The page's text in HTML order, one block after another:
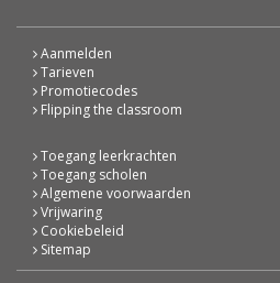
Aanmelden
Tarieven
Promotiecodes
Flipping the classroom
Toegang leerkrachten
Toegang scholen
Algemene voorwaarden
Vrijwaring
Cookiebeleid
Sitemap